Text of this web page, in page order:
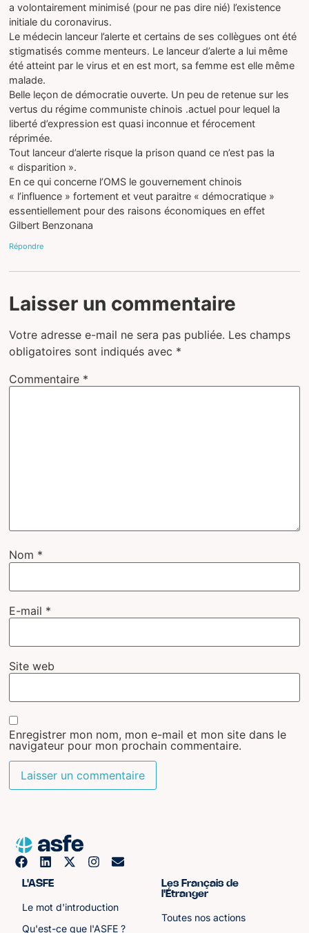
a volontairement minimisé (pour ne pas dire nié) l’existence
initiale du coronavirus.
Le médecin lanceur l’alerte et certains de ses collègues ont été
stigmatisés comme menteurs. Le lanceur d’alerte a lui même
été atteint par le virus et en est mort, sa femme est elle même
malade.
Belle leçon de démocratie ouverte. Un peu de retenue sur les
vertus du régime communiste chinois .actuel pour lequel la
liberté d’expression est quasi inconnue et férocement
réprimée.
Tout lanceur d’alerte risque la prison quand ce n’est pas la
« disparition ».
En ce qui concerne l’OMS le gouvernement chinois
« l’influence » fortement et veut paraitre « démocratique »
essentiellement pour des raisons économiques en effet
Gilbert Benzonana
Répondre
Laisser un commentaire
Votre adresse e-mail ne sera pas publiée. Les champs
obligatoires sont indiqués avec *
Commentaire *
Nom *
E-mail *
Site web
Enregistrer mon nom, mon e-mail et mon site dans le
navigateur pour mon prochain commentaire.
L'ASFE
Le mot d'introduction
Qu'est-ce que l'ASFE ?
Les Français de
l'Étranger
Toutes nos actions